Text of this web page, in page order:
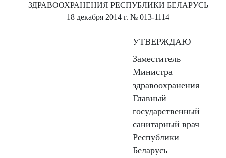
ЗДРАВООХРАНЕНИЯ РЕСПУБЛИКИ БЕЛАРУСЬ
18 декабря 2014 г. № 013-1114
УТВЕРЖДАЮ
Заместитель
Министра
здравоохранения –
Главный
государственный
санитарный врач
Республики
Беларусь